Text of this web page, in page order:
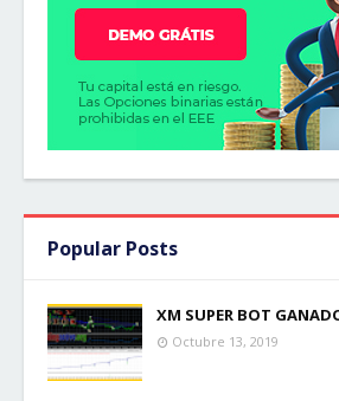
Popular Posts
XM SUPER BOT
Octubre 13, 2019